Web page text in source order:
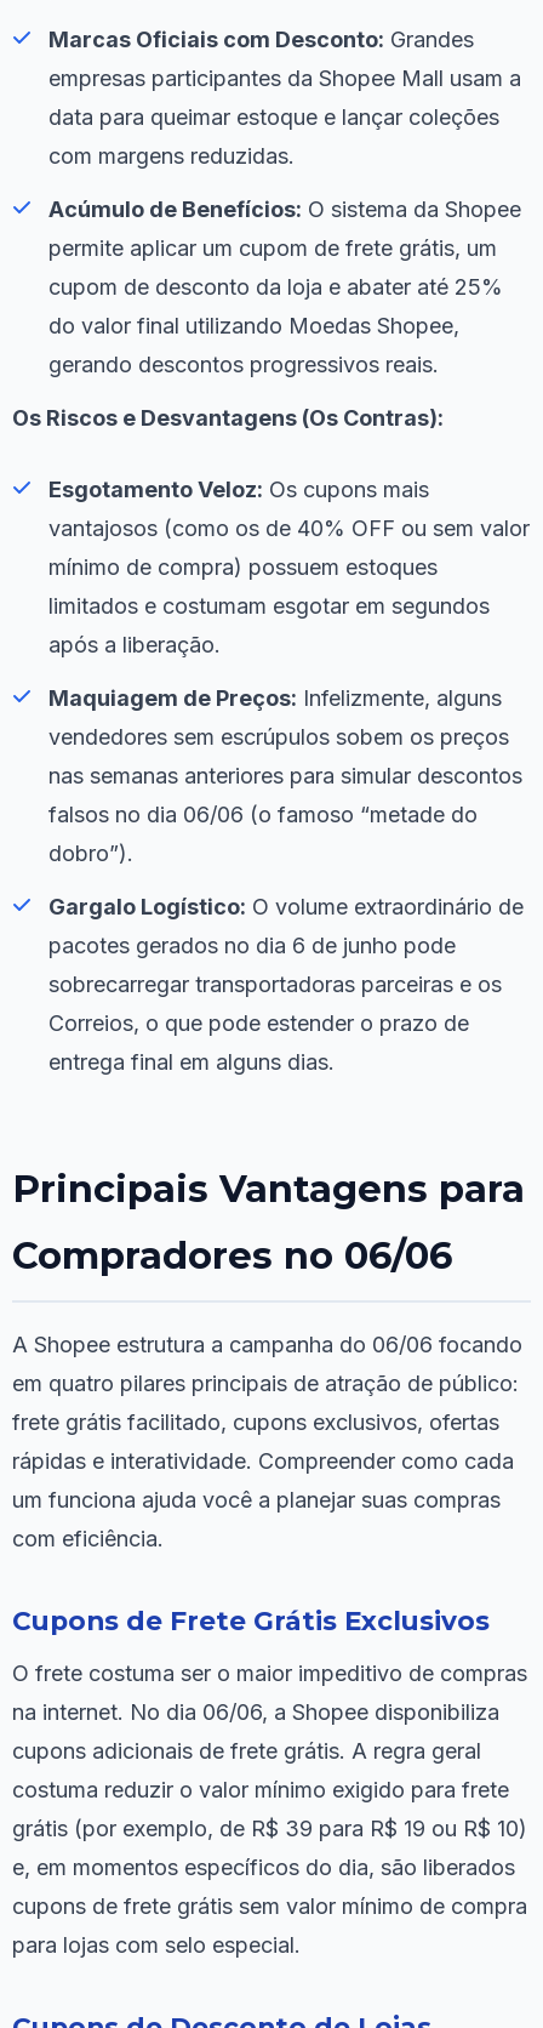
Marcas Oficiais com Desconto: Grandes
empresas participantes da Shopee Mall usam a
data para queimar estoque e lançar coleções
com margens reduzidas.
Acúmulo de Benefícios: O sistema da Shopee
permite aplicar um cupom de frete grátis, um
cupom de desconto da loja e abater até 25%
do valor final utilizando Moedas Shopee,
gerando descontos progressivos reais.
Os Riscos e Desvantagens (Os Contras):
Esgotamento Veloz: Os cupons mais
vantajosos (como os de 40% OFF ou sem valor
mínimo de compra) possuem estoques
limitados e costumam esgotar em segundos
após a liberação.
Maquiagem de Preços: Infelizmente, alguns
vendedores sem escrúpulos sobem os preços
nas semanas anteriores para simular descontos
falsos no dia 06/06 (o famoso “metade do
dobro”).
Gargalo Logístico: O volume extraordinário de
pacotes gerados no dia 6 de junho pode
sobrecarregar transportadoras parceiras e os
Correios, o que pode estender o prazo de
entrega final em alguns dias.
Principais Vantagens para
Compradores no 06/06
A Shopee estrutura a campanha do 06/06 focando
em quatro pilares principais de atração de público:
frete grátis facilitado, cupons exclusivos, ofertas
rápidas e interatividade. Compreender como cada
um funciona ajuda você a planejar suas compras
com eficiência.
Cupons de Frete Grátis Exclusivos
O frete costuma ser o maior impeditivo de compras
na internet. No dia 06/06, a Shopee disponibiliza
cupons adicionais de frete grátis. A regra geral
costuma reduzir o valor mínimo exigido para frete
grátis (por exemplo, de R$ 39 para R$ 19 ou R$ 10)
e, em momentos específicos do dia, são liberados
cupons de frete grátis sem valor mínimo de compra
para lojas com selo especial.